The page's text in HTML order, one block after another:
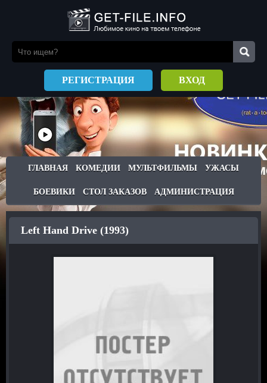
РЕГИСТРАЦИЯ ВХОД
ГЛАВНАЯ КОМЕДИИ МУЛЬТФИЛЬМЫ УЖАСЫ
БОЕВИКИ СТОЛ ЗАКАЗОВ АДМИНИСТРАЦИЯ
Left Hand Drive (1993)